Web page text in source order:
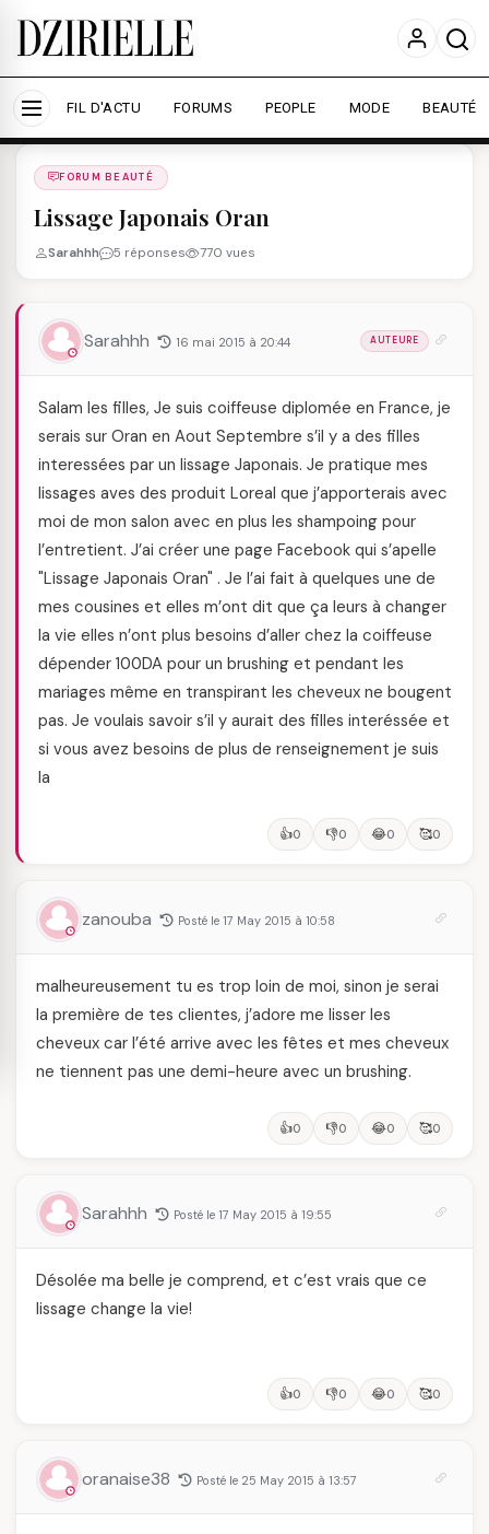
Nous utilisons des cookies pour améliorer votre
expérience et mesurer l'audience.
En savoir plus
Accepter tout Personnaliser
FIL D'ACTU FORUMS PEOPLE MODE BEAUTÉ
Forums
FORUM BEAUTÉ
Lissage Japonais Oran
Sarahhh 5 réponses 770 vues
Sarahhh 16 mai 2015 à 20:44 AUTEURE
Salam les filles, Je suis coiffeuse diplomée en France, je
serais sur Oran en Aout Septembre s’il y a des filles
interessées par un lissage Japonais. Je pratique mes
lissages aves des produit Loreal que j’apporterais avec
moi de mon salon avec en plus les shampoing pour
l’entretient. J’ai créer une page Facebook qui s’apelle
"Lissage Japonais Oran" . Je l’ai fait à quelques une de
mes cousines et elles m’ont dit que ça leurs à changer
la vie elles n’ont plus besoins d’aller chez la coiffeuse
dépender 100DA pour un brushing et pendant les
mariages même en transpirant les cheveux ne bougent
pas. Je voulais savoir s’il y aurait des filles interéssée et
si vous avez besoins de plus de renseignement je suis
la
👍0 👎0 😂0 🥰0
zanouba Posté le 17 May 2015 à 10:58
malheureusement tu es trop loin de moi, sinon je serai
la première de tes clientes, j’adore me lisser les
cheveux car l’été arrive avec les fêtes et mes cheveux
ne tiennent pas une demi-heure avec un brushing.
👍0 👎0 😂0 🥰0
Sarahhh Posté le 17 May 2015 à 19:55
Désolée ma belle je comprend, et c’est vrais que ce
lissage change la vie!
👍0 👎0 😂0 🥰0
oranaise38 Posté le 25 May 2015 à 13:57